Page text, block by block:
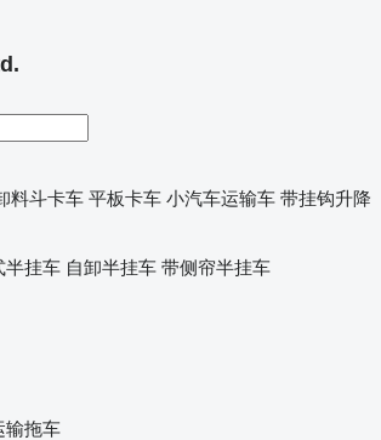
料斗卡车 平板卡车 小汽车运输车 带挂钩升降
半挂车 自卸半挂车 带侧帘半挂车
输拖车